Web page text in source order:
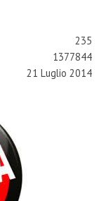
235
1377844
21 Luglio 2014